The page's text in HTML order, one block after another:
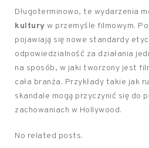
Długoterminowo, te wydarzenia
kultury w przemyśle filmowym.
pojawiają się nowe standardy
odpowiedzialność za działania
na sposób, w jaki tworzony jest
cała branża. Przykłady takie jak
skandale mogą przyczynić się do
zachowaniach w Hollywood.
No related posts.